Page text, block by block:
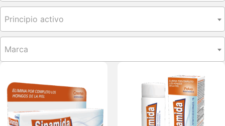
Principio activo
Marca